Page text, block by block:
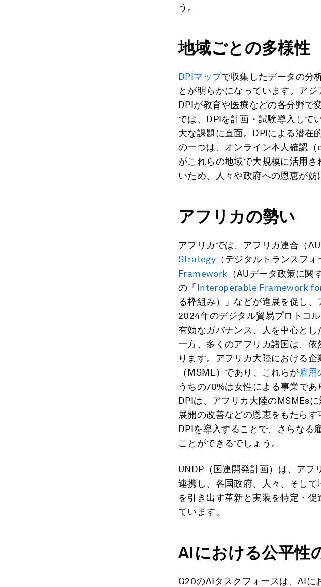
う。
地域ごとの多様性
DPIマップで収集したデータの分
とが明らかになっています。アジ
DPIが教育や医療などの各分野で
では、DPIを計画・試験導入して
大な課題に直面。DPIによる潜在
の一つは、オンライン本人確認
がこれらの地域で大規模に活用
いため、人々や政府への恩恵が妨
アフリカの勢い
アフリカでは、アフリカ連合（
Strategy （デジタルトランスフ
Framework （AUデータ政策に
の「 Interoperable Framework
る枠組み）」などが進展を促し
2024年のデジタル貿易プロトコ
有効なガバナンス、人を中心とし
一方、多くのアフリカ諸国は、
ります。アフリカ大陸における企
（MSME）であり、これらが雇
うちの70%は女性による事業で
DPIは、アフリカ大陸のMSMEs
展開の改善などの恩恵をもたら
DPIを導入することで、さらなる
ことができるでしょう。
UNDP（国連開発計画）は、アフ
連携し、各国政府、人々、そし
を引き出す革新と実装を特定・
ています。
AIにおける公平性
G20のAIタスクフォースは、AIに